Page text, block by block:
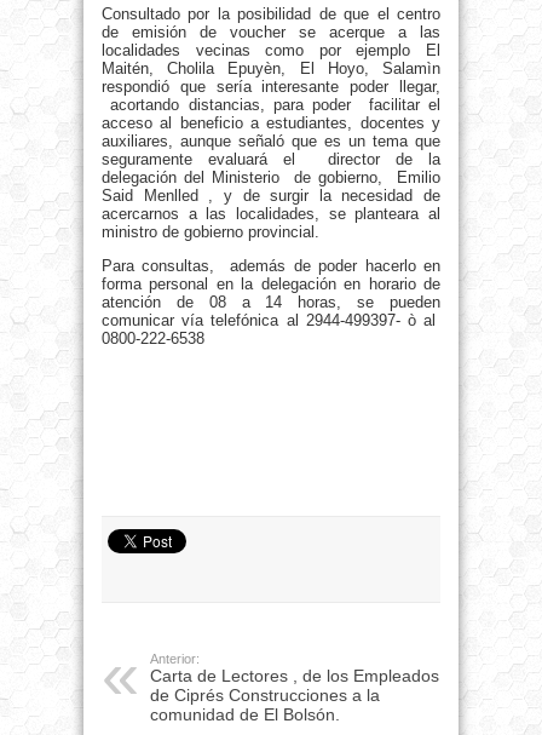
Consultado por la posibilidad de que el centro
de emisión de voucher se acerque a las
localidades vecinas como por ejemplo El
Maitén, Cholila Epuyèn, El Hoyo, Salamìn
respondió que sería interesante poder llegar,
acortando distancias, para poder facilitar el
acceso al beneficio a estudiantes, docentes y
auxiliares, aunque señaló que es un tema que
seguramente evaluará el director de la
delegación del Ministerio de gobierno, Emilio
Said Menlled , y de surgir la necesidad de
acercarnos a las localidades, se planteara al
ministro de gobierno provincial.
Para consultas, además de poder hacerlo en
forma personal en la delegación en horario de
atención de 08 a 14 horas, se pueden
comunicar vía telefónica al 2944-499397- ò al
0800-222-6538
Anterior:
Carta de Lectores , de los Empleados
de Ciprés Construcciones a la
comunidad de El Bolsón.